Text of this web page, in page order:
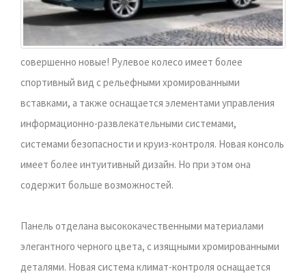
совершенно новые! Рулевое колесо имеет более
спортивный вид с рельефными хромированными
вставками, а также оснащается элементами управления
информационно-развлекательными системами,
системами безопасности и круиз-контроля. Новая консоль
имеет более интуитивный дизайн. Но при этом она
содержит больше возможностей.
Панель отделана высококачественными материалами
элегантного черного цвета, с изящными хромированными
деталями. Новая система климат-контроля оснащается